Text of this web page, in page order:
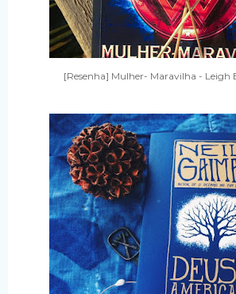
[Resenha] Mulher- Maravilha - Leigh